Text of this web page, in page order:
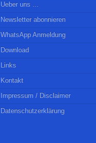
Ueber uns ...
Newsletter abonnieren
WhatsApp Anmeldung
Download
Links
Kontakt
Impressum / Disclaimer
Datenschutzerklärung